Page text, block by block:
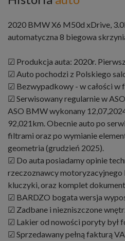
2020 BMW X6 M50d xDrive,
automatyczna 8 biegowa
☑ Produkcja auta: 2020r.
☑ Auto pochodzi z Polskiego
☑ Bezwypadkowy - w całości w
☑ Serwisowany regularnie w
ASO BMW wykonany
92,021km. Obecnie auto po
filtrami oraz po wymianie
geometria (grudzień 2025).
☑ Do auta posiadamy opinie
rzeczoznawcy motoryzacyjnego
kluczyki, oraz komplet
☑ BARDZO bogata wersja
☑ Zadbane i niezniszczone
☑ Lakier od nowości poryty był
☑ Sprzedawany pełną fakturą